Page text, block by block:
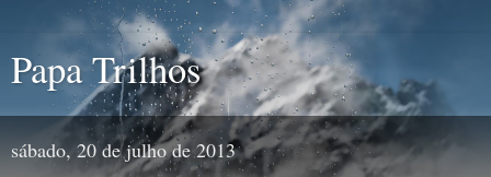
Papa Trilhos
sábado, 20 de julho de 2013